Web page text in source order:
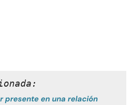
presente en una relación